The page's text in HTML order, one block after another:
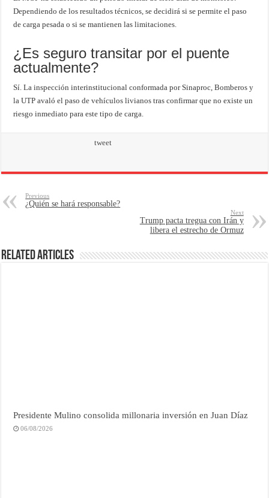
Dependiendo de los resultados técnicos, se decidirá si se permite el paso
de carga pesada o si se mantienen las limitaciones.
¿Es seguro transitar por el puente
actualmente?
Sí. La inspección interinstitucional conformada por Sinaproc, Bomberos y
la UTP avaló el paso de vehículos livianos tras confirmar que no existe un
riesgo inmediato para este tipo de carga.
tweet
Previous
¿Quién se hará responsable?
Next
Trump pacta tregua con Irán y
libera el estrecho de Ormuz
Related Articles
Presidente Mulino consolida millonaria inversión en Juan Díaz
06/08/2026